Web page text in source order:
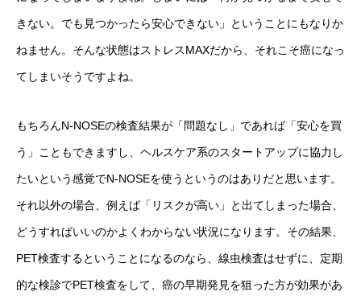
きない。でも見つかったら安心できない」ということにもなりか
ねません。そんな状態はストレスMAXだから、それこそ癌になっ
てしまいそうですよね。
もちろんN-NOSEの検査結果が「問題なし」であれば「安心を買
う」こともできますし、ヘルスケア系のスタートアップに協力し
たいという感覚でN-NOSEを使うというのはありだと思います。
それ以外の場合、例えば「リスクが高い」と出てしまった場合、
どうすればいいのかよくわからない状況になります。その結果、
PET検査するということになるのなら、線虫検査はせずに、定期
的な検診でPET検査をして、癌の早期発見を狙った方が効果があ